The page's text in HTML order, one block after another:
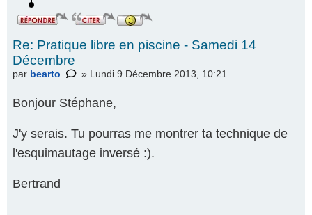
Re: Pratique libre en piscine - Samedi 14
Décembre
par bearto » Lundi 9 Décembre 2013, 10:21
Bonjour Stéphane,
J'y serais. Tu pourras me montrer ta technique de
l'esquimautage inversé :).
Bertrand